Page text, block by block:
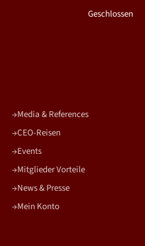
Geschlossen
Media & References
CEO-Reisen
Events
Mitglieder Vorteile
News & Presse
Mein Konto